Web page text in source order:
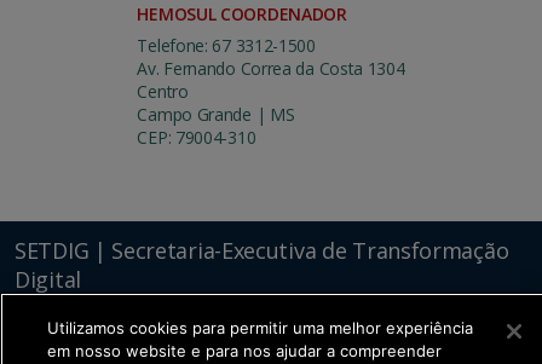
HEMOSUL COORDENADOR
Telefone: 67 3312-1500
Av. Fernando Correa da Costa 1304
Centro
Campo Grande | MS
CEP: 79004-310
SETDIG | Secretaria-Executiva de Transformação
Digital
Utilizamos cookies para permitir uma melhor experiência
em nosso website e para nos ajudar a compreender